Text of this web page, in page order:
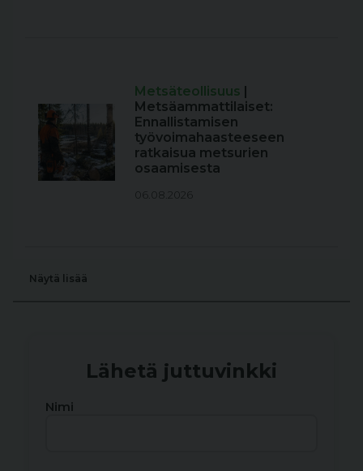
Metsäteollisuus |
Metsäammattilaiset:
Ennallistamisen
työvoimahaasteeseen
ratkaisua metsurien
osaamisesta
06.08.2026
Näytä lisää
Lähetä juttuvinkki
Nimi